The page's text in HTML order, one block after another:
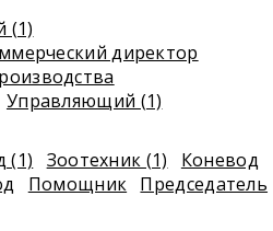
(1)
директор
Управляющий (1)
(1) Зоотехник (1)
Коневод
Помощник Председатель